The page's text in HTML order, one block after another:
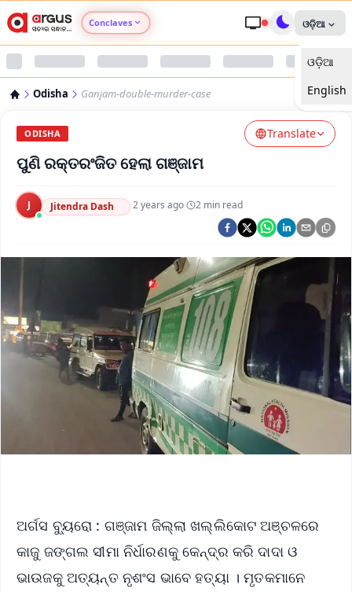
Conclaves
Argus Swaad Odisha
Argus Chalo Dekhein Apna Desh
ଓଡ଼ିଆ
ଓଡ଼ିଆ
English
Odisha Ganjam-double-murder-case
ODISHA Translate
ପୁଣି ରକ୍ତରଂଜିତ ହେଲା ଗଞ୍ଜାମ
J Jitendra Dash ·2 years ago· 2 min read
ଅର୍ଗସ ବ୍ୟୁରୋ : ଗଞ୍ଜାମ ଜିଲ୍ଲା ଖଲ୍ଲିକୋଟ ଅଞ୍ଚଳରେ
କାଜୁ ଜଙ୍ଗଲ ସୀମା ନିର୍ଧାରଣକୁ କେନ୍ଦ୍ର କରି ଦାଦା ଓ
ଭାଉଜକୁ ଅତ୍ୟନ୍ତ ନୃଶଂସ ଭାବେ ହତ୍ୟା । ମୃତକମାନେ